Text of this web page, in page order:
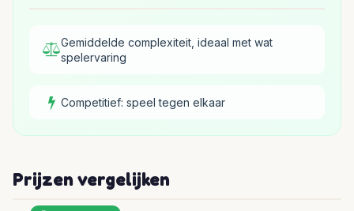
Gemiddelde complexiteit, ideaal met wat
spelervaring
Competitief: speel tegen elkaar
Prijzen vergelijken